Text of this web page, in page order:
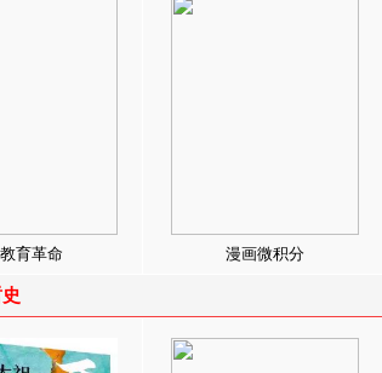
育革命 漫画微积分